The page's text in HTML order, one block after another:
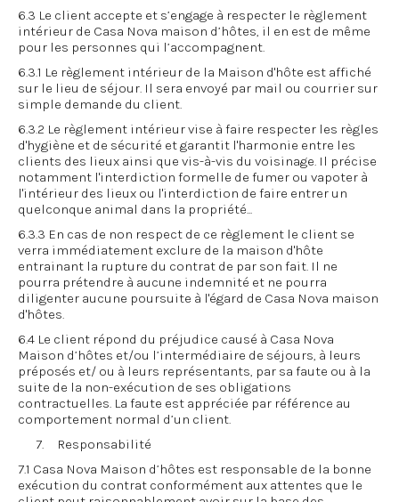
6.3 Le client accepte et s’engage à respecter le règlement
intérieur de Casa Nova maison d’hôtes, il en est de même
pour les personnes qui l’accompagnent.
6.3.1 Le règlement intérieur de la Maison d'hôte est affiché
sur le lieu de séjour. Il sera envoyé par mail ou courrier sur
simple demande du client.
6.3.2 Le règlement intérieur vise à faire respecter les règles
d'hygiène et de sécurité et garantit l'harmonie entre les
clients des lieux ainsi que vis-à-vis du voisinage. Il précise
notamment l'interdiction formelle de fumer ou vapoter à
l'intérieur des lieux ou l'interdiction de faire entrer un
quelconque animal dans la propriété...
6.3.3 En cas de non respect de ce règlement le client se
verra immédiatement exclure de la maison d'hôte
entrainant la rupture du contrat de par son fait. Il ne
pourra prétendre à aucune indemnité et ne pourra
diligenter aucune poursuite à l'égard de Casa Nova maison
d'hôtes.
6.4 Le client répond du préjudice causé à Casa Nova
Maison d’hôtes et/ou l’intermédiaire de séjours, à leurs
préposés et/ ou à leurs représentants, par sa faute ou à la
suite de la non-exécution de ses obligations
contractuelles. La faute est appréciée par référence au
comportement normal d’un client.
7. Responsabilité
7.1 Casa Nova Maison d’hôtes est responsable de la bonne
exécution du contrat conformément aux attentes que le